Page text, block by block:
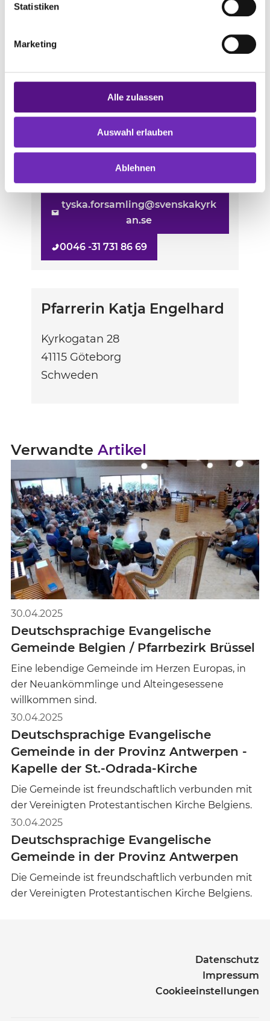
Statistiken
Marketing
Alle zulassen
Auswahl erlauben
Ablehnen
Göteborg
Norra Hamngatan 16
Göteborg
Schweden
tyska.forsamling@svenskakyrk
an.se
0046 -31 731 86 69
Pfarrerin Katja Engelhard
Kyrkogatan 28
41115 Göteborg
Schweden
Verwandte Artikel
30.04.2025
Deutschsprachige Evangelische
Gemeinde Belgien / Pfarrbezirk Brüssel
Eine lebendige Gemeinde im Herzen Europas, in
der Neuankömmlinge und Alteingesessene
willkommen sind.
30.04.2025
Deutschsprachige Evangelische
Gemeinde in der Provinz Antwerpen -
Kapelle der St.-Odrada-Kirche
Die Gemeinde ist freundschaftlich verbunden mit
der Vereinigten Protestantischen Kirche Belgiens.
30.04.2025
Deutschsprachige Evangelische
Gemeinde in der Provinz Antwerpen
Die Gemeinde ist freundschaftlich verbunden mit
der Vereinigten Protestantischen Kirche Belgiens.
Datenschutz
Impressum
Cookieeinstellungen